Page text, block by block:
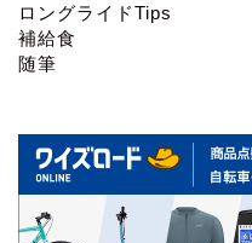
ロングライドTips
補給食
随筆